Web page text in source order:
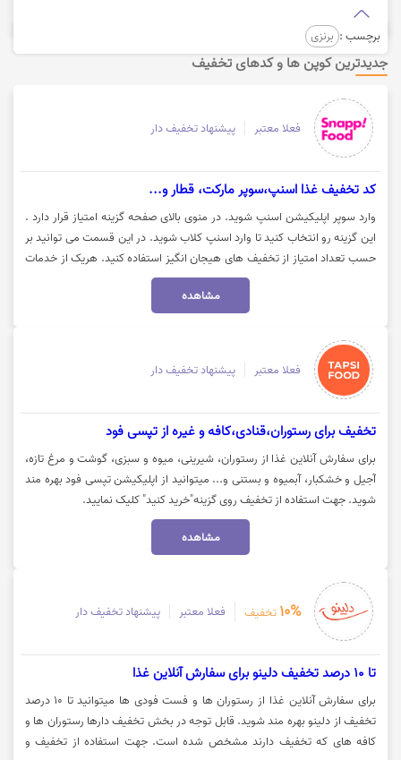
برچسب : برنزی
جدیدترین کوپن ها و کدهای تخفیف
فعلا معتبر پیشنهاد تخفیف دار
کد تخفیف غذا اسنپ،سوپر مارکت، قطار و...
وارد سوپر اپلیکیشن اسنپ شوید. در منوی بالای صفحه گزینه امتیاز قرار دارد .
این گزینه رو انتخاب کنید تا وارد اسنپ کلاب شوید. در این قسمت می توانید بر
حسب تعداد امتیاز از تخفیف های هیجان انگیز استفاده کنید. هریک از خدمات
کلیک نمایید تا کدتخفیف را دریافت نمایید.
مشاهده
فعلا معتبر پیشنهاد تخفیف دار
تخفیف برای رستوران،قنادی،کافه و غیره از تپسی فود
برای سفارش آنلاین غذا از رستوران، شیرینی، میوه و سبزی، گوشت و مرغ تازه،
آجیل و خشکبار، آبمیوه و بستنی و... میتوانید از اپلیکیشن تپسی فود بهره مند
شوید. جهت استفاده از تخفیف روی گزینه"خرید کنید" کلیک نمایید.
مشاهده
10% تخفیف فعلا معتبر پیشنهاد تخفیف دار
تا 10 درصد تخفیف دلینو برای سفارش آنلاین غذا
برای سفارش آنلاین غذا از رستوران ها و فست فودی ها میتوانید تا 10 درصد
تخفیف از دلینو بهره مند شوید. قابل توجه در بخش تخفیف دارها رستوران ها و
کافه های که تخفیف دارند مشخص شده است. جهت استفاده از تخفیف و